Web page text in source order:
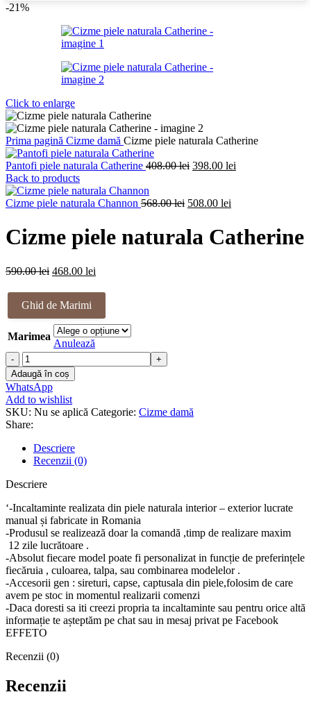
-21%
Click to enlarge
Prima pagină Cizme damă Cizme piele naturala Catherine
Pantofi piele naturala Catherine 408.00lei Prețul
fost:
398.00 lei
Back to products
Cizme piele naturala Channon 568.00lei Prețul
a
fost:
508.00 lei
este:
508.00 lei.
Cizme piele naturala Catherine
590.00lei Prețul
a
fost:
590.00 lei.
468.00 lei
este:
Ghid de Marimi
Marimea
Anulează
Cantitate
Cizme
piele
naturala
Catherine
Adaugă în coș
WhatsApp
Add to wishlist
SKU: Nu se aplică Categorie: Cizme damă
Share:
Descriere
Recenzii (0)
Descriere
‘-Incaltaminte realizata din piele naturala interior – exterior lucrate
manual și fabricate in Romania
-Produsul se realizează doar la comandă ,timp de realizare maxim
12 zile lucrătoare .
-Absolut fiecare model poate fi personalizat in funcție de preferințele
fiecăruia , culoarea, talpa, sau combinarea modelelor .
-Accesorii gen : sireturi, capse, captusala din piele,folosim de care
avem pe stoc in momentul realizarii comenzi
-Daca doresti sa iti creezi propria ta incaltaminte sau pentru orice altă
informație te așteptăm pe chat sau in mesaj privat pe Facebook
EFFETO
Recenzii (0)
Recenzii